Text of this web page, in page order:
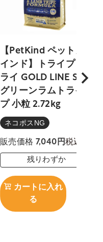
【PetKind ペットカ
インド】トライプド
ライ GOLD LINE SAP
グリーンラムトライ
プ 小粒 2.72kg
ネコポスNG
販売価格 7,040 税込
残りわずか
カートに入れ
る